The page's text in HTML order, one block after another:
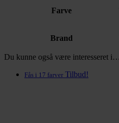
Farve
Brand
Du kunne også være interesseret i…
Fås i 17 farver Tilbud!